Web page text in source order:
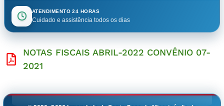
ATENDIMENTO 24 HORAS
Cuidado e assistência todos os dias
NOTAS FISCAIS ABRIL-2022 CONVÊNIO 07-
2021